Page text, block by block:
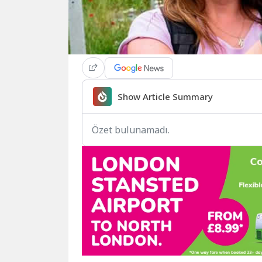
Show Article Summary
Özet bulunamadı.